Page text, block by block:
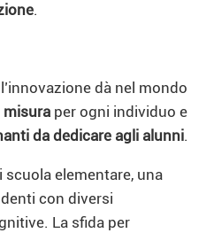
.
dà nel mondo
misura per ogni individuo e
da dedicare agli alunni.
scuola elementare, una
con diversi
La sfida per